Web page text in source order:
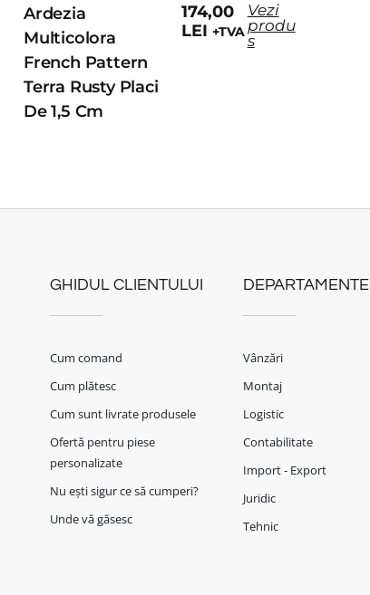
Ardezia
Multicolora
French Pattern
Terra Rusty Placi
De 1,5 Cm
174,00
LEI +TVA
Vezi
produ
s
GHIDUL CLIENTULUI
Cum comand
Cum plătesc
Cum sunt livrate produsele
Ofertă pentru piese
personalizate
Nu ești sigur ce să cumperi?
Unde vă găsesc
DEPARTAMENTE
Vânzări
Montaj
Logistic
Contabilitate
Import - Export
Juridic
Tehnic